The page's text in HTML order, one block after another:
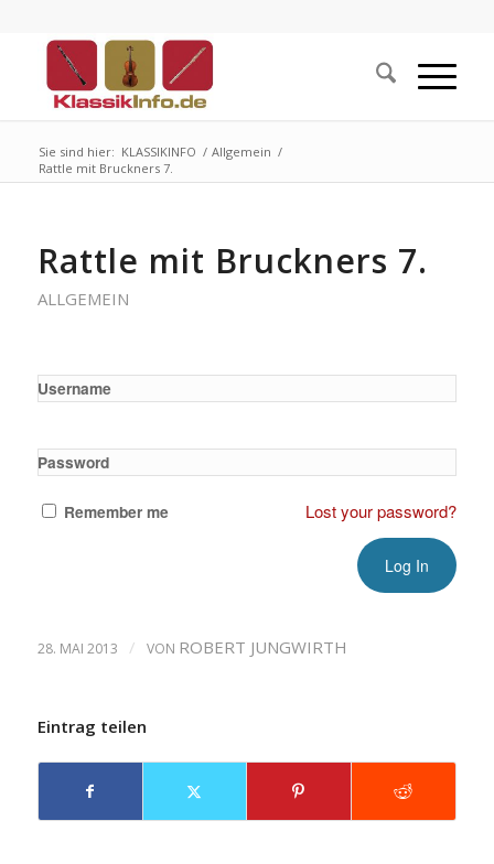
Sie sind hier: KLASSIKINFO / Allgemein /
Rattle mit Bruckners 7.
Rattle mit Bruckners 7.
ALLGEMEIN
Username
Password
Remember me Lost your password?
28. MAI 2013 / VON ROBERT JUNGWIRTH
Eintrag teilen